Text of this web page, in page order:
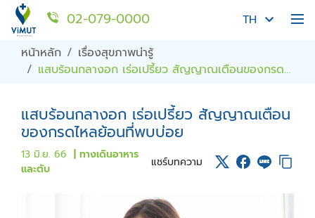
02-079-0000
TH
หน้าหลัก
เรื่องสุขภาพน่ารู้
แสบร้อนกลางอก เร่อเปรี้ยว สัญญาณเตือนของกรด
แสบร้อนกลางอก เร่อเปรี้ยว สัญญาณเตือน
ของกรดไหลย้อนที่พบบ่อย
13 มิ.ย. 66
| ทางเดินอาหาร
และตับ
แชร์บทความ